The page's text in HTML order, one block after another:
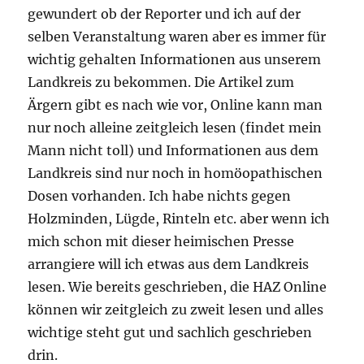
gewundert ob der Reporter und ich auf der
selben Veranstaltung waren aber es immer für
wichtig gehalten Informationen aus unserem
Landkreis zu bekommen. Die Artikel zum
Ärgern gibt es nach wie vor, Online kann man
nur noch alleine zeitgleich lesen (findet mein
Mann nicht toll) und Informationen aus dem
Landkreis sind nur noch in homöopathischen
Dosen vorhanden. Ich habe nichts gegen
Holzminden, Lügde, Rinteln etc. aber wenn ich
mich schon mit dieser heimischen Presse
arrangiere will ich etwas aus dem Landkreis
lesen. Wie bereits geschrieben, die HAZ Online
können wir zeitgleich zu zweit lesen und alles
wichtige steht gut und sachlich geschrieben
drin.